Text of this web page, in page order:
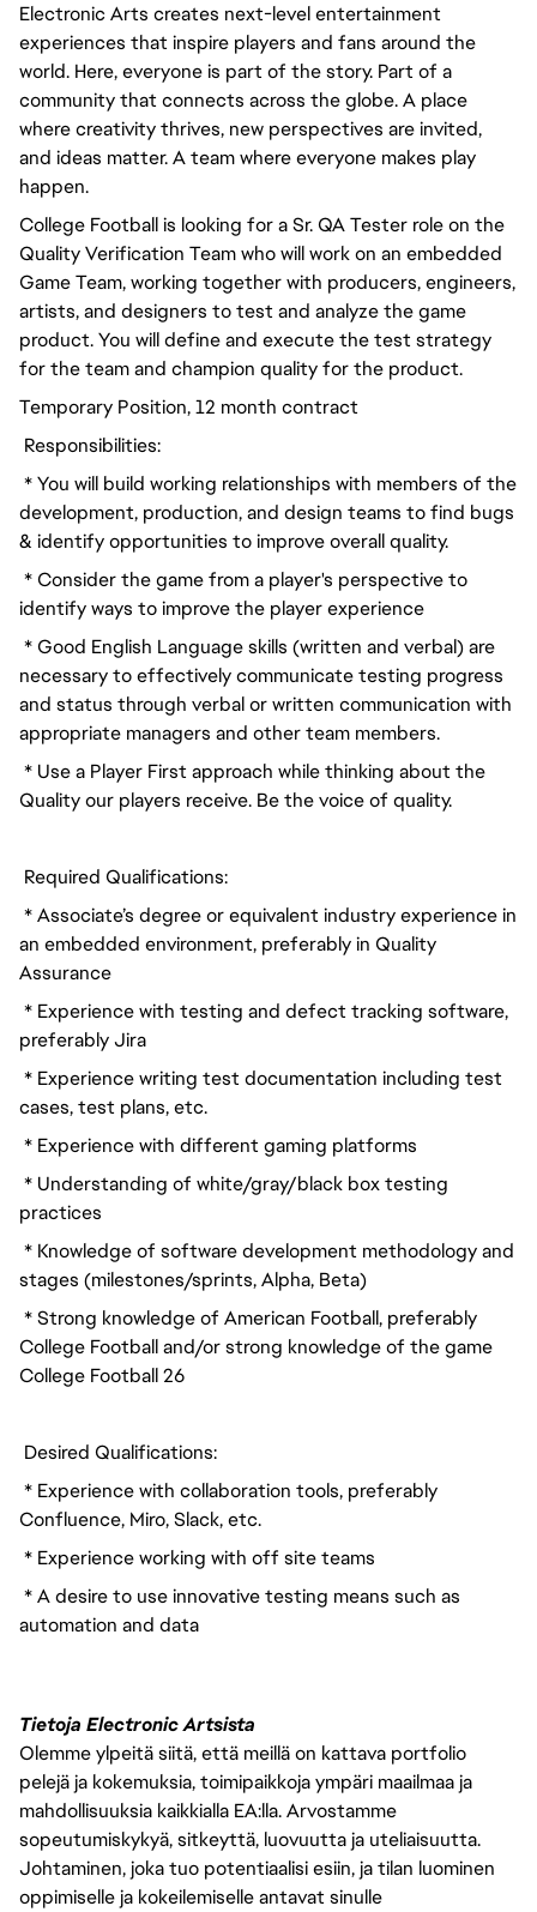
Electronic Arts creates next-level entertainment
experiences that inspire players and fans around the
world. Here, everyone is part of the story. Part of a
community that connects across the globe. A place
where creativity thrives, new perspectives are invited,
and ideas matter. A team where everyone makes play
happen.
College Football is looking for a Sr. QA Tester role on the
Quality Verification Team who will work on an embedded
Game Team, working together with producers, engineers,
artists, and designers to test and analyze the game
product. You will define and execute the test strategy
for the team and champion quality for the product.
Temporary Position, 12 month contract
Responsibilities:
* You will build working relationships with members of the
development, production, and design teams to find bugs
& identify opportunities to improve overall quality.
* Consider the game from a player's perspective to
identify ways to improve the player experience
* Good English Language skills (written and verbal) are
necessary to effectively communicate testing progress
and status through verbal or written communication with
appropriate managers and other team members.
* Use a Player First approach while thinking about the
Quality our players receive. Be the voice of quality.
Required Qualifications:
* Associate’s degree or equivalent industry experience in
an embedded environment, preferably in Quality
Assurance
* Experience with testing and defect tracking software,
preferably Jira
* Experience writing test documentation including test
cases, test plans, etc.
* Experience with different gaming platforms
* Understanding of white/gray/black box testing
practices
* Knowledge of software development methodology and
stages (milestones/sprints, Alpha, Beta)
* Strong knowledge of American Football, preferably
College Football and/or strong knowledge of the game
College Football 26
Desired Qualifications:
* Experience with collaboration tools, preferably
Confluence, Miro, Slack, etc.
* Experience working with off site teams
* A desire to use innovative testing means such as
automation and data
Tietoja Electronic Artsista
Olemme ylpeitä siitä, että meillä on kattava portfolio
pelejä ja kokemuksia, toimipaikkoja ympäri maailmaa ja
mahdollisuuksia kaikkialla EA:lla. Arvostamme
sopeutumiskykyä, sitkeyttä, luovuutta ja uteliaisuutta.
Johtaminen, joka tuo potentiaalisi esiin, ja tilan luominen
oppimiselle ja kokeilemiselle antavat sinulle